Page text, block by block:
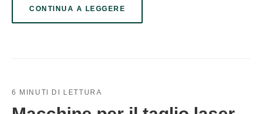
CONTINUA A LEGGERE
6 MINUTI DI LETTURA